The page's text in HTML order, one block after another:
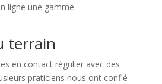
ligne une gamme
terrain
en contact régulier avec des
praticiens nous ont confié